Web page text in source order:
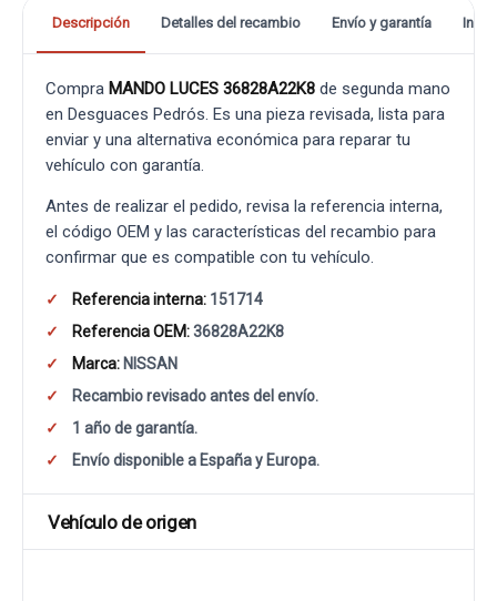
Descripción Detalles del recambio Envío y garantía
Compra MANDO LUCES 36828A22K8 de segunda mano
en Desguaces Pedrós. Es una pieza revisada, lista para
enviar y una alternativa económica para reparar tu
vehículo con garantía.
Antes de realizar el pedido, revisa la referencia interna,
el código OEM y las características del recambio para
confirmar que es compatible con tu vehículo.
Referencia interna: 151714
Referencia OEM:36828A22K8
Marca: NISSAN
Recambio revisado antes del envío.
1 año de garantía.
Envío disponible a España y Europa.
Vehículo de origen